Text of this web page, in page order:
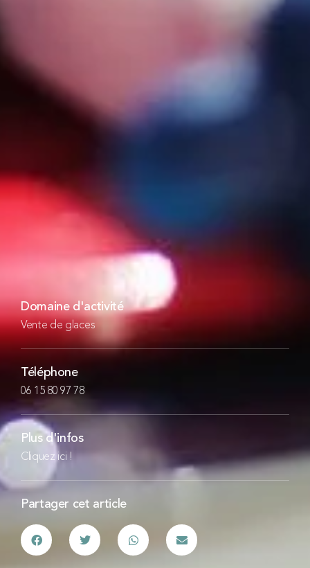
Domaine d'activité
Vente de glaces
Téléphone
06 15 80 97 78
Plus d'infos
Cliquez ici !
Partager cet article